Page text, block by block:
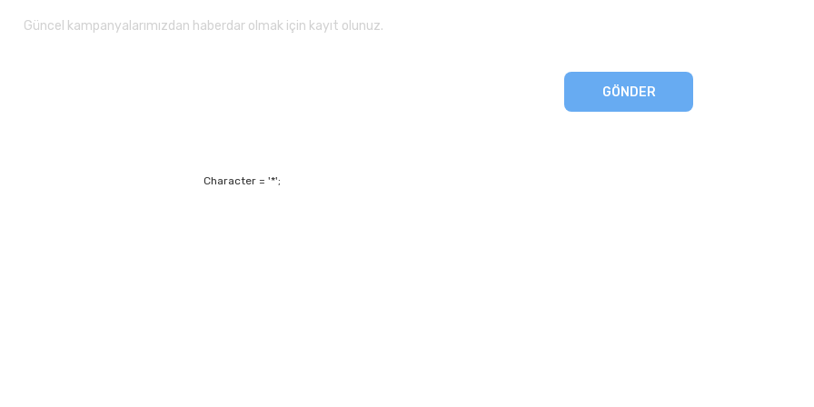
Güncel kampanyalarımızdan haberdar olmak için kayıt olunuz.
GÖNDER
Character = '*';